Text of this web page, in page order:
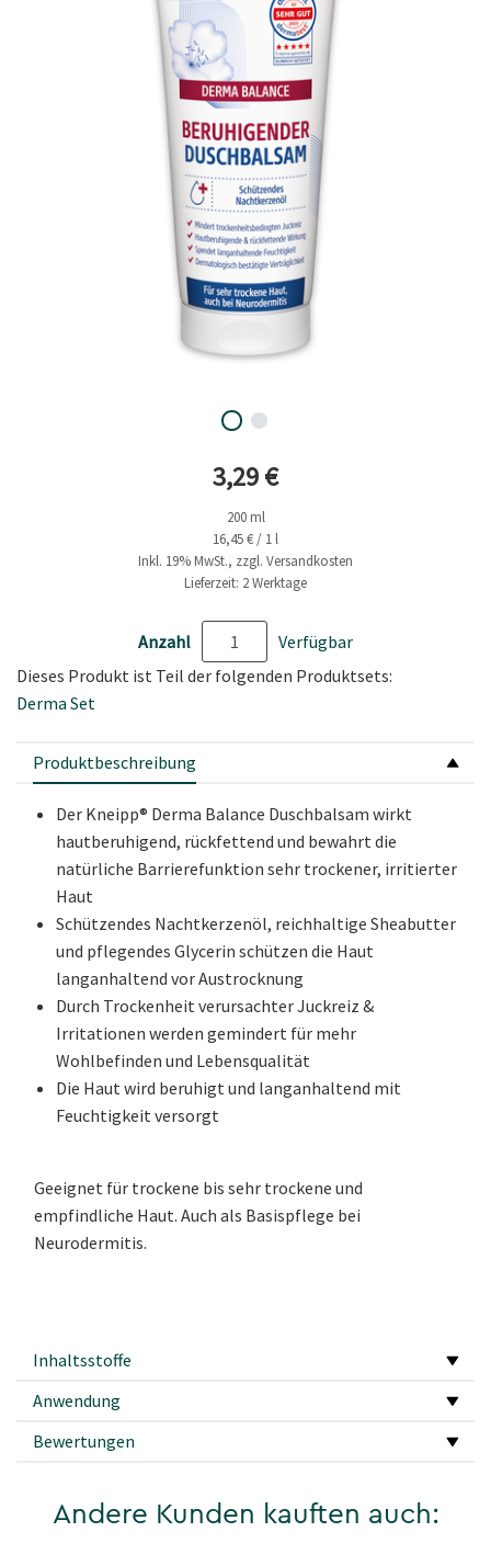
Aktueller Preis
3,29 €
200 ml
16,45 € / 1 l
Inkl. 19% MwSt., zzgl. Versandkosten
Lieferzeit: 2 Werktage
Anzahl
Verfügbar
Dieses Produkt ist Teil der folgenden Produktsets:
Derma Set
Produktbeschreibung
Der Kneipp® Derma Balance Duschbalsam wirkt
hautberuhigend, rückfettend und bewahrt die
natürliche Barrierefunktion sehr trockener, irritierter
Haut
Schützendes Nachtkerzenöl, reichhaltige Sheabutter
und pflegendes Glycerin schützen die Haut
langanhaltend vor Austrocknung
Durch Trockenheit verursachter Juckreiz &
Irritationen werden gemindert für mehr
Wohlbefinden und Lebensqualität
Die Haut wird beruhigt und langanhaltend mit
Feuchtigkeit versorgt
Geeignet für trockene bis sehr trockene und
empfindliche Haut. Auch als Basispflege bei
Neurodermitis.
Inhaltsstoffe
Anwendung
Bewertungen
Andere Kunden kauften auch: